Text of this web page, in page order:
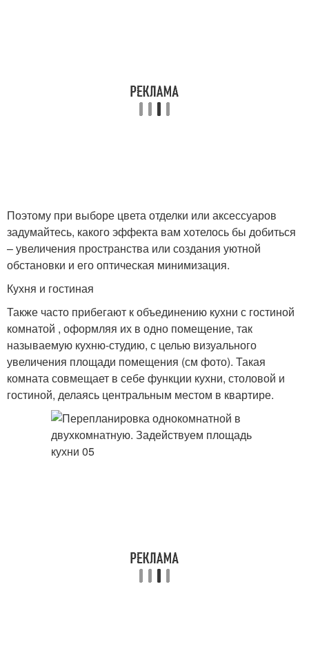
Поэтому при выборе цвета отделки или аксессуаров
задумайтесь, какого эффекта вам хотелось бы добиться
– увеличения пространства или создания уютной
обстановки и его оптическая минимизация.
Кухня и гостиная
Также часто прибегают к объединению кухни с гостиной
комнатой , оформляя их в одно помещение, так
называемую кухню-студию, с целью визуального
увеличения площади помещения (см фото). Такая
комната совмещает в себе функции кухни, столовой и
гостиной, делаясь центральным местом в квартире.